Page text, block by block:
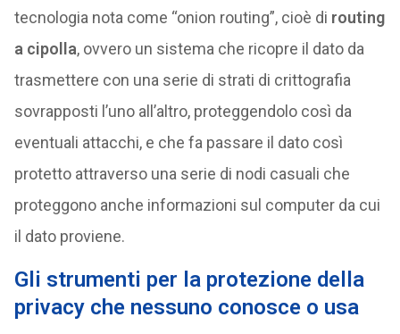
tecnologia nota come “onion routing”, cioè di routing
a cipolla, ovvero un sistema che ricopre il dato da
trasmettere con una serie di strati di crittografia
sovrapposti l’uno all’altro, proteggendolo così da
eventuali attacchi, e che fa passare il dato così
protetto attraverso una serie di nodi casuali che
proteggono anche informazioni sul computer da cui
il dato proviene.
Gli strumenti per la protezione della
privacy che nessuno conosce o usa